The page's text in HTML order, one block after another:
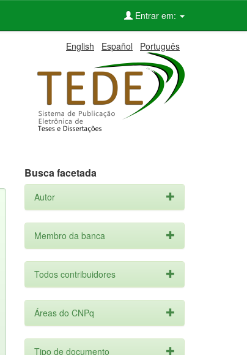
Entrar em:
English Español Português
Busca facetada
Autor
Membro da banca
Todos contribuidores
Áreas do CNPq
Tipo de documento